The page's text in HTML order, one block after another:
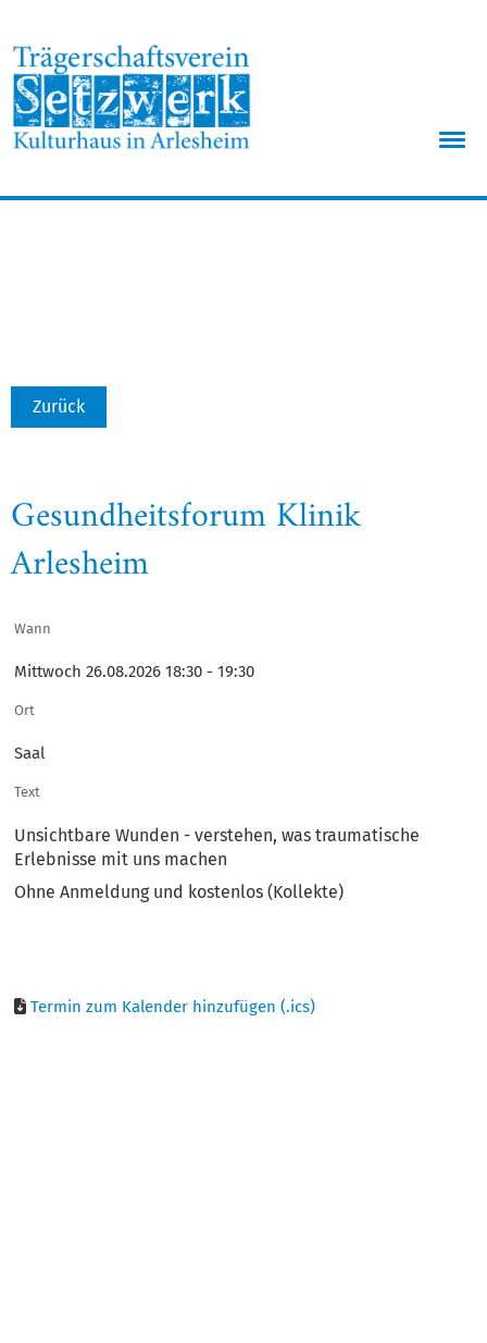
Zurück
Gesundheitsforum Klinik
Arlesheim
Wann
Mittwoch 26.08.2026 18:30 - 19:30
Ort
Saal
Text
Unsichtbare Wunden - verstehen, was traumatische
Erlebnisse mit uns machen
Ohne Anmeldung und kostenlos (Kollekte)
Termin zum Kalender hinzufügen (.ics)